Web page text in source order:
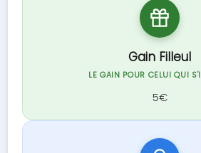
Gain Filleul
LE GAIN POUR CELUI QUI
5€